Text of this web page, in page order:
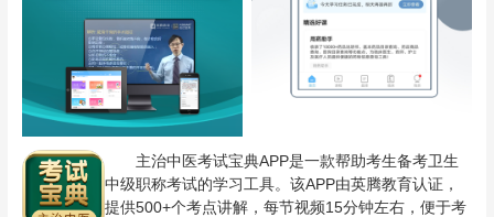
主治中医考试宝典APP是一款帮助考生备考卫生
中级职称考试的学习工具。该APP由英腾教育认证，
提供500+个考点讲解，每节视频15分钟左右，便于考